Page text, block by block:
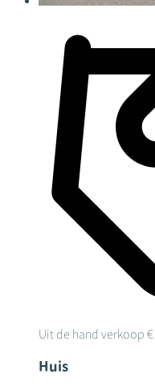
Uit de hand verkoop
Huis